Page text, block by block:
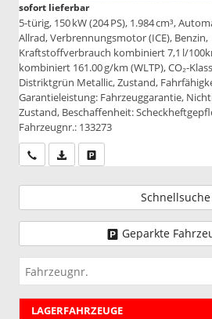
sofort lieferbar
5-türig, 150 kW (204 PS), 1.984 cm³,
Allrad, Verbrennungsmotor (ICE), Benzin,
Kraftstoffverbrauch kombiniert 7,1 l/
kombiniert 161.00 g/km (WLTP), CO₂-
Distriktgrün Metallic, Zustand,
Garantieleistung: Fahrzeuggarantie,
Zustand, Beschaffenheit:
Fahrzeugnr.: 133273
Wir rufen Sie anPDF-Datei, Fahrzeugexposé
Schnellsuche
Geparkte
Fahrzeugnr.
LAGERFAHRZEUGE